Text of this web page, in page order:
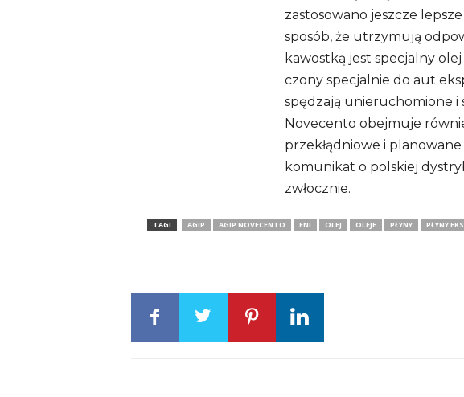
zasto­so­wano jesz­cze
spo­sób, że utrzy­mują
ka­wostką jest spe­cj­alny
czony spe­cjal­nie do aut
spęd­zają unie­ru­cho­mione i
Nove­cento obej­muje
prze­kłą­dniowe i
komu­ni­kat o pol­skiej
zwłocz­nie.
TAGI AGIP AGIP NOVECENTO ENI OLEJ OLEJE PŁYNY PŁYNY